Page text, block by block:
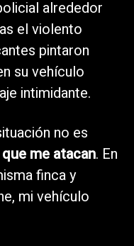
alrededor
el violento
pintaron
su vehículo
intimidante.
no es
me atacan. En
finca y
mi vehículo